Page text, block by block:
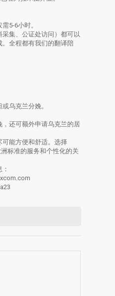
5-6小时。
集、公证处访问）都可以
全程都有我们的翻译陪
乌克兰分娩。
还可额外申请乌克兰的居
能方便和舒适。选择
标准的服务和个性化的关